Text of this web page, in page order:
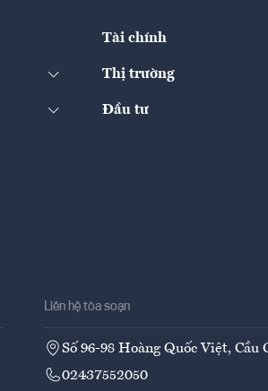
Tài chính
Thị trường
Đầu tư
Liên hệ tòa soạn
Số 96-98 Hoàng Quốc Việt, Cầu
02437552050